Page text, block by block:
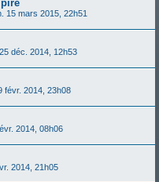
15 mars 2015, 22h51
déc. 2014, 12h53
févr. 2014, 23h08
2014, 08h06
2014, 21h05